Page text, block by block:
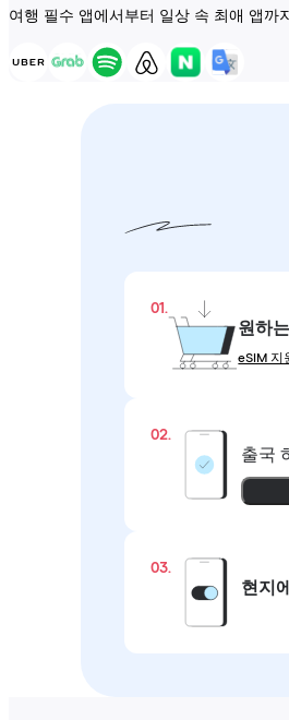
여행 필수 앱에서부터 일상 속 최애 앱까
01.
원하
eSIM 지
02.
출국
03.
현지